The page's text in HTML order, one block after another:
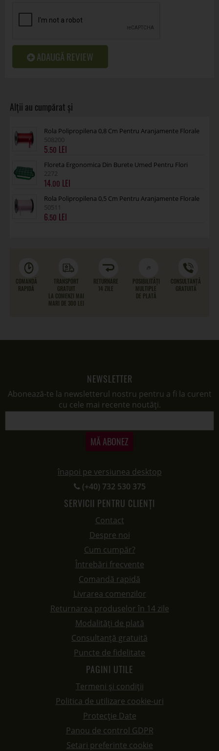
ADAUGĂ REVIEW
Rola Polipropilena 0,8 Cm Pentru Aranjamente Florale
508200
5.50
Floreta Ergonomica Din Burete Umed Pentru Flori
2272
14.00
Rola Polipropilena 0,5 Cm Pentru Aranjamente Florale
50511
6.50
COMANDĂ
RAPIDĂ
TRANSPORT
GRATUIT
LA COMENZI MAI
MARI DE 300 LEI
RETURNARE
14 ZILE
POSIBILITĂȚI
MULTIPLE
DE PLATĂ
CONSULTANȚĂ
GRATUITĂ
NEWSLETTER
Abonează-te la newsletterul nostru pentru a fi la curent
cu cele mai recente noutăți.
MĂ ABONEZ
înapoi pe versiunea desktop
(+40) 732 530 375
SERVICII PENTRU CLIENȚI
Contact
Despre noi
Cum cumpăr?
Întrebări frecvente
Comandă rapidă
Livrarea comenzilor
Returnarea produselor în 14 zile
Modalități de plată
Consultanță gratuită
Puncte de fidelitate
PAGINI UTILE
Termeni și condiții
Politica de utilizare cookie-uri
Protecție Date
Panou de control GDPR
Setari preferinte cookie